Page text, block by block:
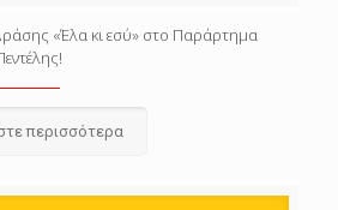
«Έλα κι εσύ» στο Παράρτημα
περισσότερα